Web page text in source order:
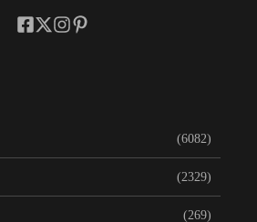
(6082)
(2329)
(269)